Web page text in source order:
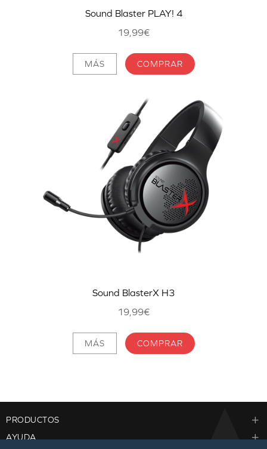
Sound Blaster PLAY! 4
19,99€
MÁS COMPRAR
Sound BlasterX H3
19,99€
MÁS COMPRAR
PRODUCTOS
AYUDA